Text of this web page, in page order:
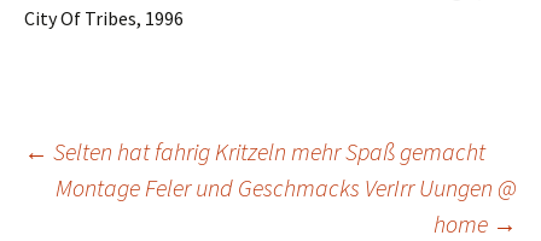
City Of Tribes, 1996
Post
← Selten hat fahrig Kritzeln mehr Spaß gemacht
Montage Feler und Geschmacks VerIrr Uungen @
home →